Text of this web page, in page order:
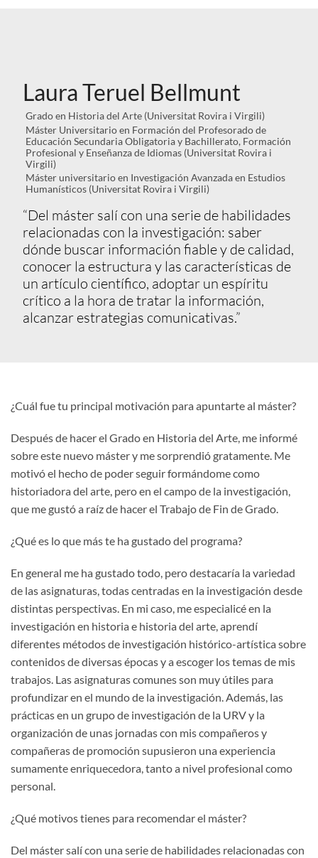
Laura Teruel Bellmunt
Grado en Historia del Arte (Universitat Rovira i Virgili)
Máster Universitario en Formación del Profesorado de
Educación Secundaria Obligatoria y Bachillerato, Formación
Profesional y Enseñanza de Idiomas (Universitat Rovira i
Virgili)
Máster universitario en Investigación Avanzada en Estudios
Humanísticos (Universitat Rovira i Virgili)
“Del máster salí con una serie de habilidades
relacionadas con la investigación: saber
dónde buscar información fiable y de calidad,
conocer la estructura y las características de
un artículo científico, adoptar un espíritu
crítico a la hora de tratar la información,
alcanzar estrategias comunicativas.”
¿Cuál fue tu principal motivación para apuntarte al máster?
Después de hacer el Grado en Historia del Arte, me informé
sobre este nuevo máster y me sorprendió gratamente. Me
motivó el hecho de poder seguir formándome como
historiadora del arte, pero en el campo de la investigación,
que me gustó a raíz de hacer el Trabajo de Fin de Grado.
¿Qué es lo que más te ha gustado del programa?
En general me ha gustado todo, pero destacaría la variedad
de las asignaturas, todas centradas en la investigación desde
distintas perspectivas. En mi caso, me especialicé en la
investigación en historia e historia del arte, aprendí
diferentes métodos de investigación histórico-artística sobre
contenidos de diversas épocas y a escoger los temas de mis
trabajos. Las asignaturas comunes son muy útiles para
profundizar en el mundo de la investigación. Además, las
prácticas en un grupo de investigación de la URV y la
organización de unas jornadas con mis compañeros y
compañeras de promoción supusieron una experiencia
sumamente enriquecedora, tanto a nivel profesional como
personal.
¿Qué motivos tienes para recomendar el máster?
Del máster salí con una serie de habilidades relacionadas con